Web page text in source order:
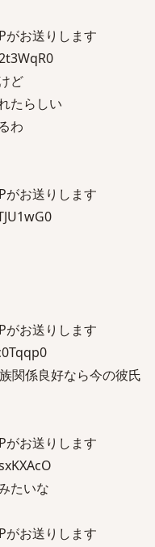
がお送りします
ど
たらしい
わ
がお送りします
がお送りします
関係良好なら今の彼氏
がお送りします
たいな
がお送りします